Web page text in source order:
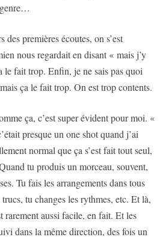
des premières écoutes, on s’est
nous regardait en disant « mais j’y
fait trop. Enfin, je ne sais pas quoi
ça le fait trop. On est trop contents.
ça, c’est super évident pour moi. «
presque un one shot quand j’ai
normal que ça s’est fait tout seul,
tu produis un morceau, souvent,
Tu fais les arrangements dans tous
trucs, tu changes les rythmes, etc. Et là,
rarement aussi facile, en fait. Et les
dans la même direction, des fois un